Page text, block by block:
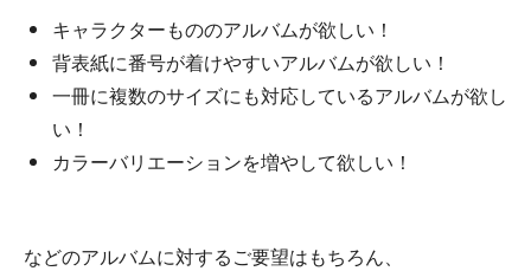
キャラクターもののアルバムが欲しい！
背表紙に番号が着けやすいアルバムが欲しい！
一冊に複数のサイズにも対応しているアルバムが欲し
い！
カラーバリエーションを増やして欲しい！
などのアルバムに対するご要望はもちろん、